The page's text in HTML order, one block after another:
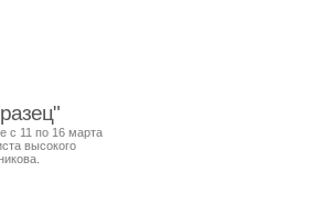
с 11 по 16 марта
высокого